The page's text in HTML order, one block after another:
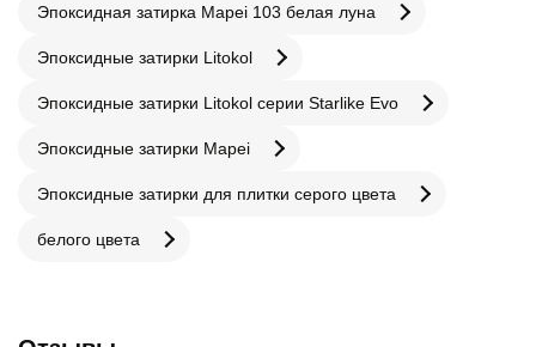
Эпоксидная затирка Mapei 103 белая луна
Эпоксидные затирки Litokol
Эпоксидные затирки Litokol серии Starlike Evo
Эпоксидные затирки Mapei
Эпоксидные затирки для плитки серого цвета
белого цвета